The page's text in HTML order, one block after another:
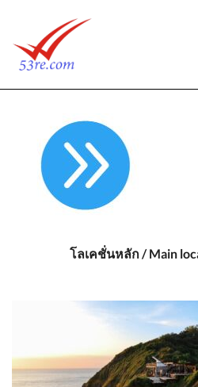
โลเคชั่นหลัก / Main